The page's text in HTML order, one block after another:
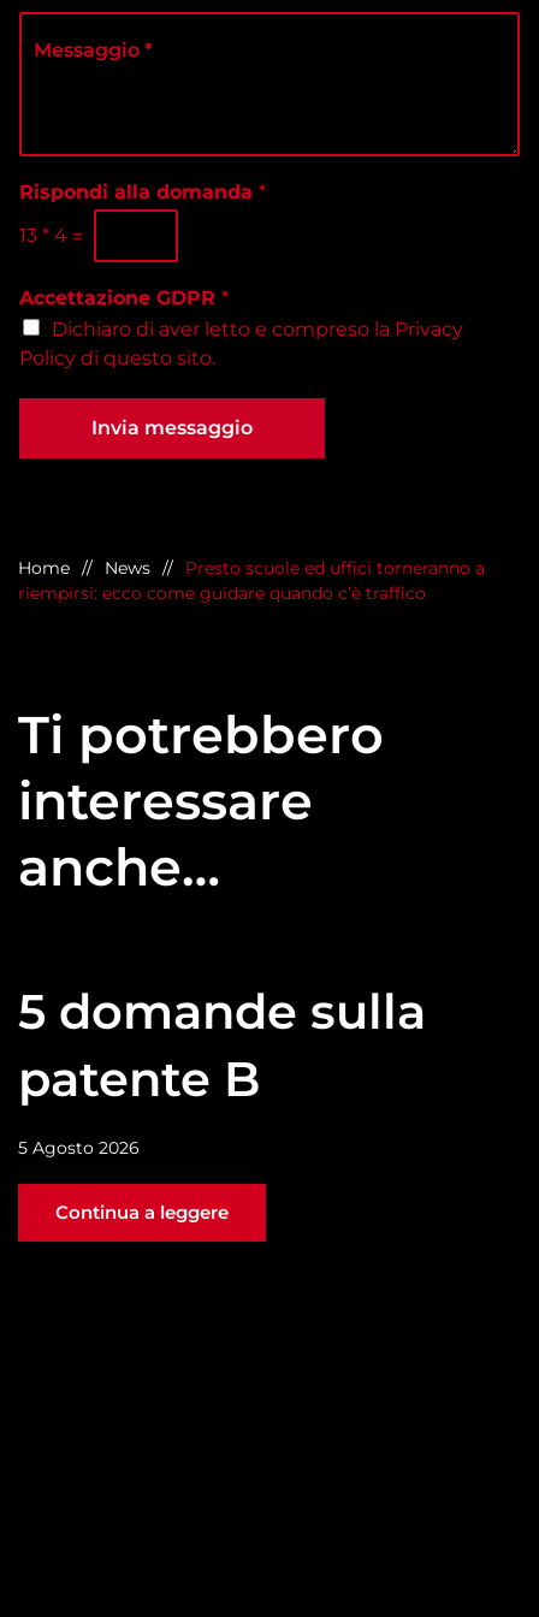
d
f
o
n
o
e
l
a
e
*
M
i
*
Rispondi alla domanda *
13 * 4 =
Accettazione GDPR *
Dichiaro di aver letto e compreso la Privacy
Policy di questo sito.
Invia messaggio
Home News
Presto scuole ed uffici torneranno a
riempirsi: ecco come guidare quando c’è traffico
Ti potrebbero
interessare
anche…
5 domande sulla
patente B
5 Agosto 2026
Continua a leggere